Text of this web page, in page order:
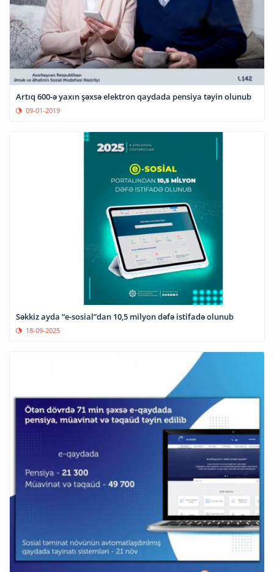
Artıq 600-ə yaxın şəxsə elektron qaydada pensiya təyin olunub
09-01-2019
Səkkiz ayda “e-sosial”dan 10,5 milyon dəfə istifadə olunub
18-09-2025